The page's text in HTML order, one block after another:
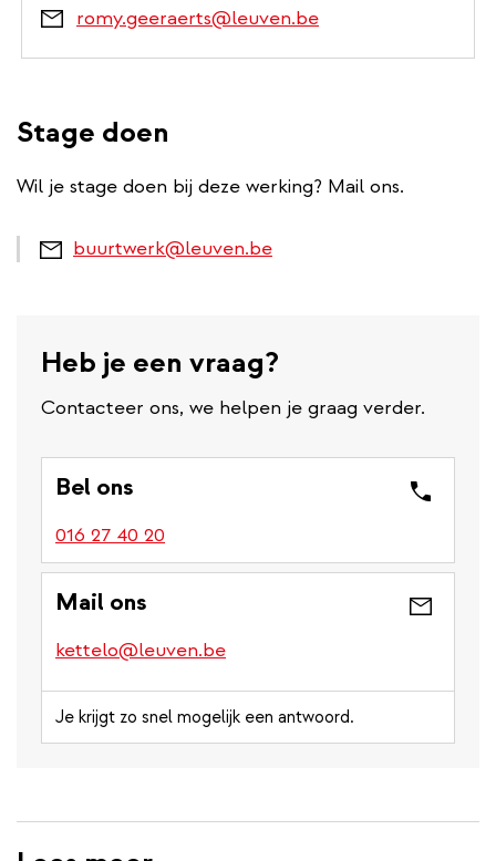
romy.geeraerts@leuven.be
Stage doen
Wil je stage doen bij deze werking? Mail ons.
buurtwerk@leuven.be
Heb je een vraag?
Contacteer ons, we helpen je graag verder.
Bel ons
016 27 40 20
Mail ons
kettelo@leuven.be
Je krijgt zo snel mogelijk een antwoord.